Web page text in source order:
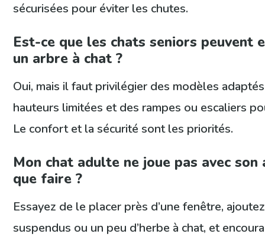
sécurisées pour éviter les chutes.
Est-ce que les chats seniors peuvent
un arbre à chat ?
Oui, mais il faut privilégier des modèles
hauteurs limitées et des rampes ou escaliers
Le confort et la sécurité sont les priorités.
Mon chat adulte ne joue pas avec son
que faire ?
Essayez de le placer près d’une fenêtre,
suspendus ou un peu d’herbe à chat, et